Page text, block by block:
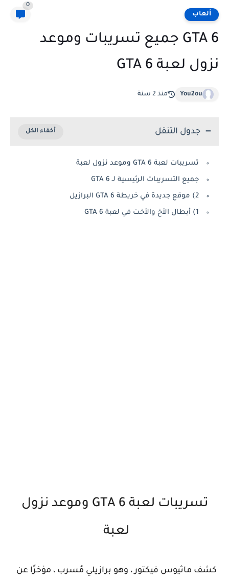
ألعاب
0
GTA 6 جميع تسريبات وموعد
نزول لعبة GTA 6
You2ou منذ 2 سنة
جدول التنقل
تسريبات لعبة GTA 6 وموعد نزول لعبة
جميع التسريبات الرئيسية لـ GTA 6
2) موقع جديدة في خريطة GTA 6 البرازيل
1) أبطال الأخ والأخت في لعبة GTA 6
تسريبات لعبة GTA 6 وموعد نزول
لعبة
كشف ماثيوس فيكتور ، وهو برازيلي مُسرب ، مؤخرًا عن